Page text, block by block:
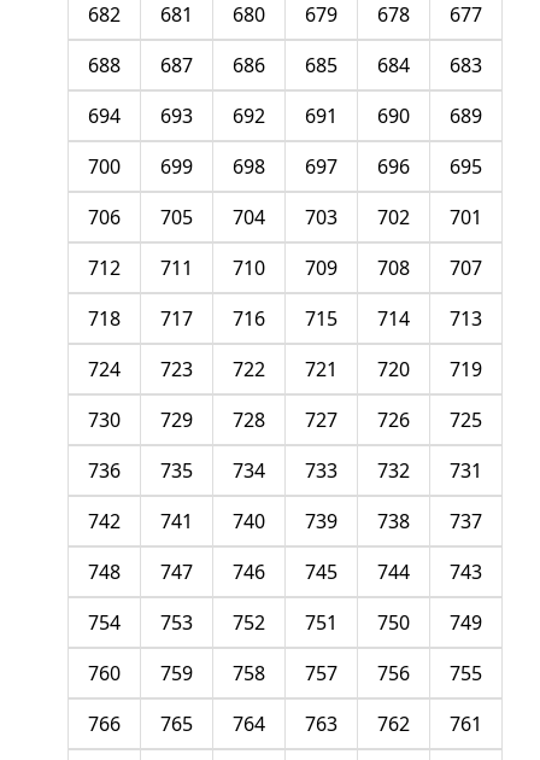
677
678
679
680
681
682
683
684
685
686
687
688
689
690
691
692
693
694
695
696
697
698
699
700
701
702
703
704
705
706
707
708
709
710
711
712
713
714
715
716
717
718
719
720
721
722
723
724
725
726
727
728
729
730
731
732
733
734
735
736
737
738
739
740
741
742
743
744
745
746
747
748
749
750
751
752
753
754
755
756
757
758
759
760
761
762
763
764
765
766